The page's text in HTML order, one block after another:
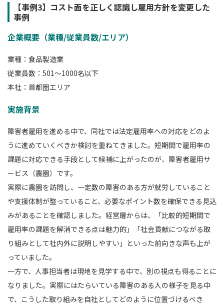
【事例3】コスト面を正しく認識し雇用方針を変更した
事例
企業概要（業種/従業員数/エリア）
業種：食品製造業
従業員数：501～1000名以下
本社：首都圏エリア
実施背景
障害者雇用を進める中で、同社では法定雇用率への対応をどのよ
うに進めていくべきか検討を重ねてきました。短期間で雇用率の
課題に対応できる手段として候補に上がったのが、障害者雇用サ
ービス（農園）です。
実際に農園を訪問し、一定数の障害のある方が就労していること
や支援体制が整っていること、必要なポイント数を確保できる見込
みがあることを確認しました。経営層からは、「比較的短期間で
雇用率の課題を解消できる点は魅力的」「社会貢献につながる取
り組みとして社内外に説明しやすい」といった前向きな声も上が
っていました。
一方で、人事担当者は現地を見学する中で、別の視点も得ることに
なりました。実際にはたらいている障害のある人の様子を見る中
で、こうした取り組みを自社としてどのように位置づけるべき